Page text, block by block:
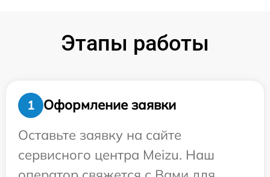
Этапы работы
1
Оформление заявки
Оставьте заявку на сайте
сервисного центра Meizu. Наш